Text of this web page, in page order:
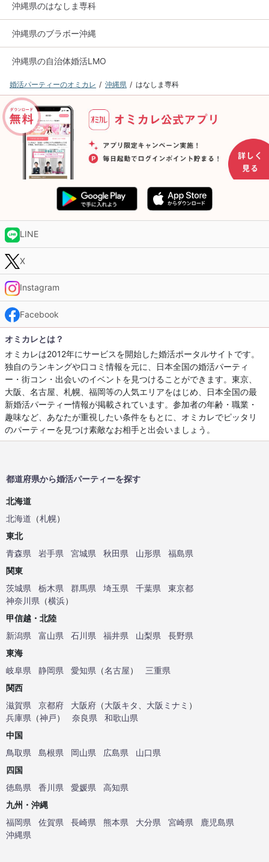
沖縄県のはなしま専科
沖縄県のブラボー沖縄
沖縄県の自治体婚活LMO
婚活パーティーのオミカレ 沖縄県 はなしま専科
LINE
X
Instagram
Facebook
オミカレとは？
オミカレは2012年にサービスを開始した婚活ポータルサイトです。
独自のランキングや口コミ情報を元に、日本全国の婚活パーティ
ー・街コン・出会いのイベントを見つけることができます。東京、
大阪、名古屋、札幌、福岡等の人気エリアをはじめ、日本全国の最
新婚活パーティー情報が掲載されています。参加者の年齢・職業・
趣味など、あなたが重視したい条件をもとに、オミカレでピッタリ
のパーティーを見つけ素敵なお相手と出会いましょう。
都道府県から婚活パーティーを探す
北海道
北海道 （札幌）
東北
青森県
岩手県 宮城県 秋田県 山形県
福島県
関東
茨城県
栃木県 群馬県 埼玉県 千葉県
東京都
神奈川県 （横浜）
甲信越・北陸
新潟県
富山県 石川県 福井県 山梨県
長野県
東海
岐阜県
静岡県 愛知県 （名古屋）
三重県
関西
滋賀県
京都府 大阪府 （大阪キタ、 大阪ミナミ ）
兵庫県 （神戸） 奈良県
和歌山県
中国
鳥取県
島根県 岡山県 広島県
山口県
四国
徳島県
香川県 愛媛県
高知県
九州・沖縄
福岡県
佐賀県 長崎県 熊本県 大分県 宮崎県
鹿児島県
沖縄県